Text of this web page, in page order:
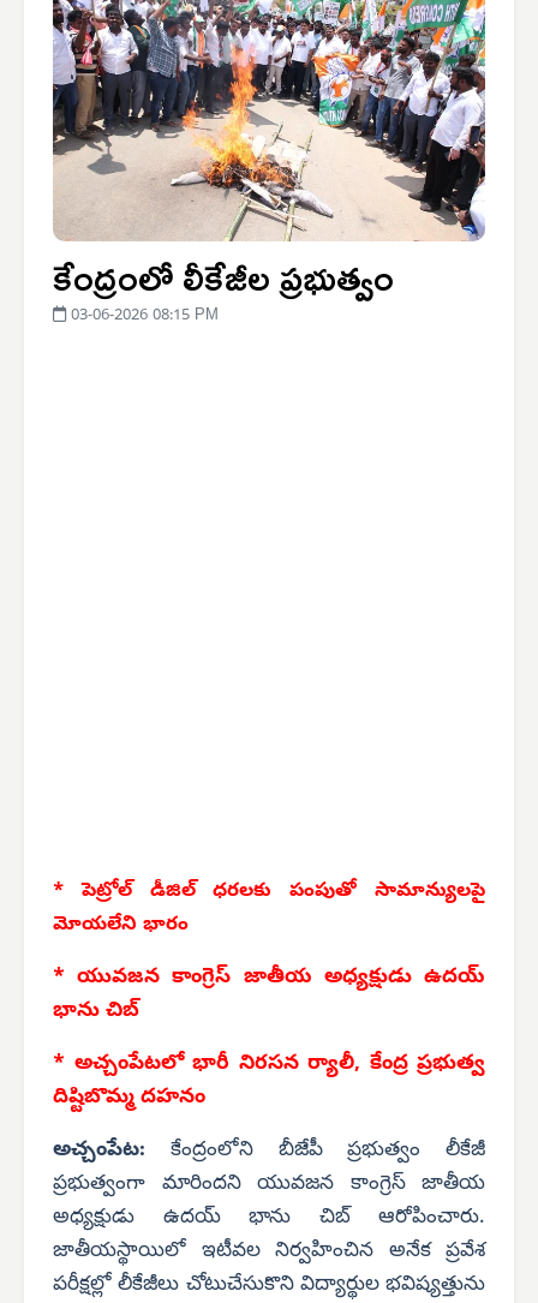
కేంద్రంలో లీకేజీల ప్రభుత్వం
03-06-2026 08:15 PM
* పెట్రోల్ డీజిల్ ధరలకు పంపుతో సామాన్యులపై
మోయలేని భారం
* యువజన కాంగ్రెస్ జాతీయ అధ్యక్షుడు ఉదయ్
భాను చిబ్
* అచ్చంపేటలో భారీ నిరసన ర్యాలీ, కేంద్ర ప్రభుత్వ
దిష్టిబొమ్మ దహనం
అచ్చంపేట: కేంద్రంలోని బీజేపీ ప్రభుత్వం లీకేజీ
ప్రభుత్వంగా మారిందని యువజన కాంగ్రెస్ జాతీయ
అధ్యక్షుడు ఉదయ్ భాను చిబ్ ఆరోపించారు.
జాతీయస్థాయిలో ఇటీవల నిర్వహించిన అనేక ప్రవేశ
పరీక్షల్లో లీకేజీలు చోటుచేసుకొని విద్యార్థుల భవిష్యత్తును